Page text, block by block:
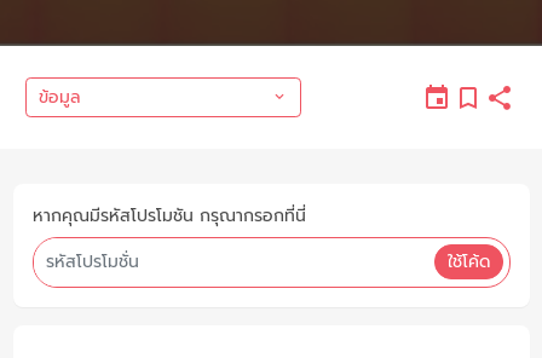
ข้อมูล
หากคุณมีรหัสโปรโมชัน กรุณากรอกที่นี่
ใช้โค้ด